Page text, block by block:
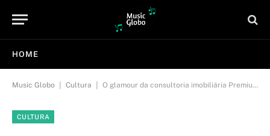
HOME
Music Globo Cultura O glamour da consultoria imobiliária Premium
CULTURA